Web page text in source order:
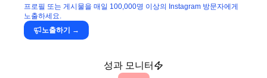
프로필 또는 게시물을 매일 100,000명 이상의 Instagram 방문자에게
노출하세요.
노출하기
→
성과 모니터